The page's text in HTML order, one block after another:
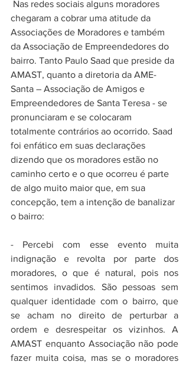
Nas redes sociais alguns moradores
chegaram a cobrar uma atitude da
Associações de Moradores e também
da Associação de Empreendedores do
bairro. Tanto Paulo Saad que preside da
AMAST, quanto a diretoria da AME-
Santa – Associação de Amigos e
Empreendedores de Santa Teresa - se
pronunciaram e se colocaram
totalmente contrários ao ocorrido. Saad
foi enfático em suas declarações
dizendo que os moradores estão no
caminho certo e o que ocorreu é parte
de algo muito maior que, em sua
concepção, tem a intenção de banalizar
o bairro:
- Percebi com esse evento muita
indignação e revolta por parte dos
moradores, o que é natural, pois nos
sentimos invadidos. São pessoas sem
qualquer identidade com o bairro, que
se acham no direito de perturbar a
ordem e desrespeitar os vizinhos. A
AMAST enquanto Associação não pode
fazer muita coisa, mas se o moradores